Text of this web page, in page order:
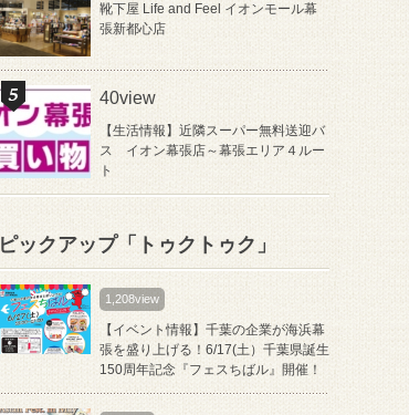
靴下屋 Life and Feel イオンモール幕
張新都心店
40view
【生活情報】近隣スーパー無料送迎バ
ス イオン幕張店～幕張エリア４ルー
ト
ピックアップ「トゥクトゥク」
1,208view
【イベント情報】千葉の企業が海浜幕
張を盛り上げる！6/17(土）千葉県誕生
150周年記念『フェスちばル』開催！